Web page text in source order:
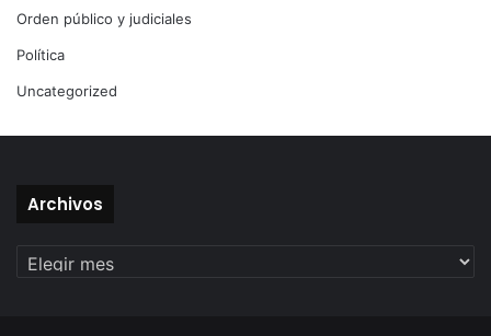
Orden público y judiciales
Política
Uncategorized
Archivos